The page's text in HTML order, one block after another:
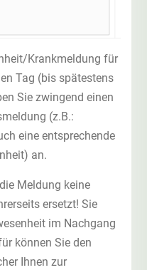
Krankmeldung für
Tag (bis spätestens
Sie zwingend einen
(z.B.:
eine entsprechende
an.
Meldung keine
ersetzt! Sie
im Nachgang
können Sie den
Ihnen zur